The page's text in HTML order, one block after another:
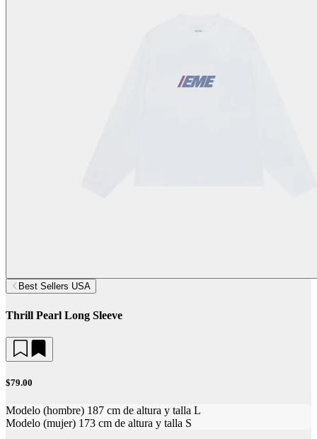
Best Sellers USA
Thrill Pearl Long Sleeve
$79.00
Modelo (hombre) 187 cm de altura y talla L
Modelo (mujer) 173 cm de altura y talla S